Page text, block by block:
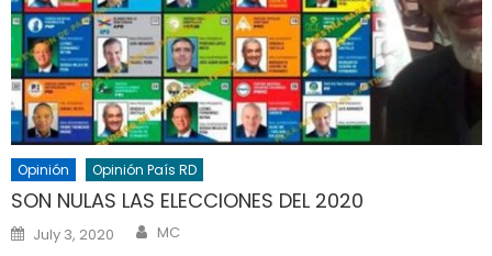
Opinión Opinión País RD
SON NULAS LAS ELECCIONES DEL 2020
Posted
on
July 3, 2020 Author
MC